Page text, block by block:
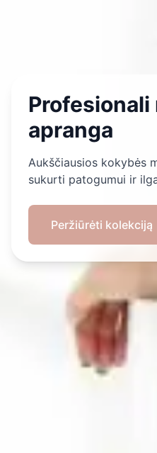
apranga
Aukščiausios kokybės
sukurti patogumui ir
Peržiūrėti kolekciją